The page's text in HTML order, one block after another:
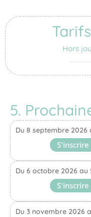
Tarifs
Hors
5.
Du 8 septembre 2026
Du 6 octobre 2026 au
Du 3 novembre 2026